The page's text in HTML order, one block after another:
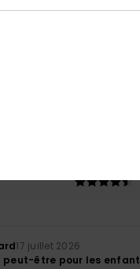
17 juillet 2026
peut-être pour les